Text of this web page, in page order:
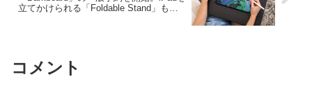
立てかけられる「Foldable Stand」も付
コメント